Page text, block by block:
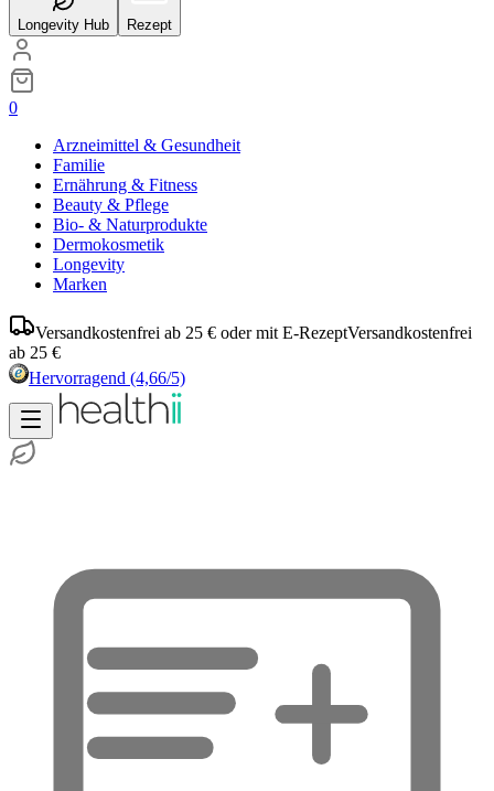
Longevity Hub Rezept
0
Arzneimittel & Gesundheit
Familie
Ernährung & Fitness
Beauty & Pflege
Bio- & Naturprodukte
Dermokosmetik
Longevity
Marken
Versandkostenfrei ab 25 € oder mit E-RezeptVersandkostenfrei
ab 25 €
Hervorragend (4,66/5)